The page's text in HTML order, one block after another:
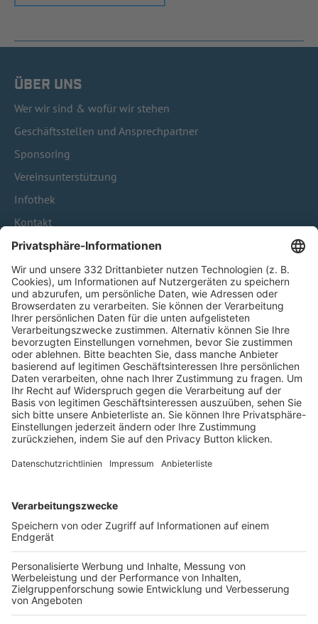
ÜBER UNS
Wer wir sind & wofür wir stehen
Geschäftsstellen und Ansprechpartner
Sponsoring
Vereinsunterstützung
Infothek
Kontakt
HÄUFIG BESUCHTE SEITEN
Pässe und Vereinswechsel
Trainerausbildung
Schulungsangebot Vereinsmitarbeiter
BFV-Geschäftsstellen
Trainerbörse
Login SpielPlus
FOLGE DEM BFV
TOP-VEREINE
TOP-PARTNER